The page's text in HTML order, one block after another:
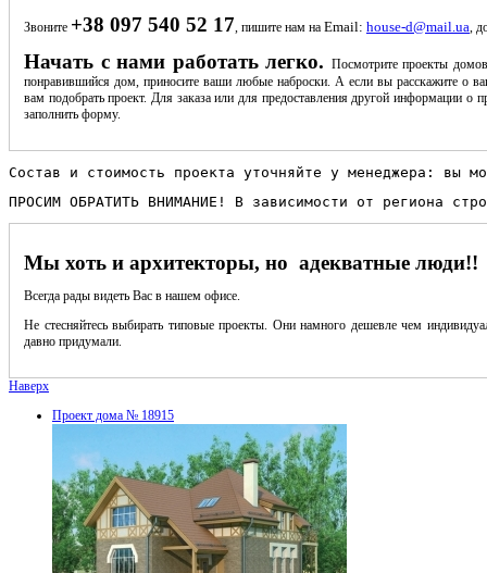
Звоните +38 097 540 52 17 , пишите нам на Email: house-d@mail.ua ,
Начать с нами работать легко. Посмотрите проекты
понравившийся дом, приносите ваши любые наброски. А если вы расскажите о
вам подобрать проект. Для заказа или для предоставления другой информации о
заполнить форму.
Состав и стоимость проекта уточняйте у менеджера:
ПРОСИМ ОБРАТИТЬ ВНИМАНИЕ! В зависимости от региона
Мы хоть и архитекторы, но адекватные люди!!
Всегда рады видеть Вас в нашем офисе.
Не стесняйтесь выбирать типовые проекты. Они намного дешевле чем
давно придумали.
Наверх
Проект дома № 18915